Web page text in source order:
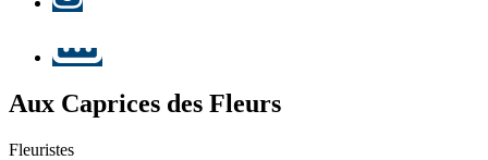
Aux Caprices des Fleurs
Fleuristes